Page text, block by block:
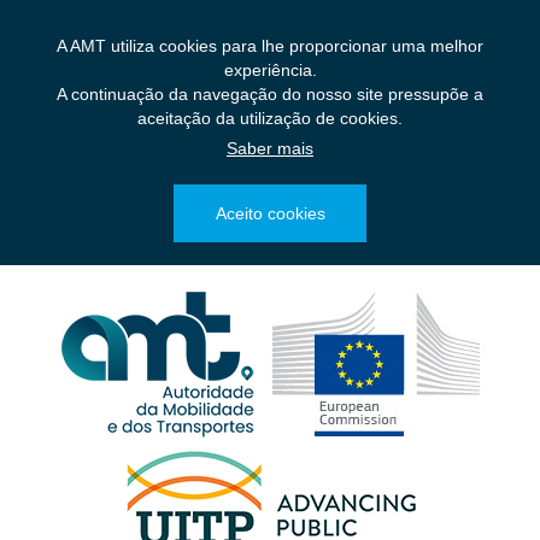
A AMT utiliza cookies para lhe proporcionar uma melhor
experiência.
A continuação da navegação do nosso site pressupõe a
aceitação da utilização de cookies.
Saber mais
Aceito cookies